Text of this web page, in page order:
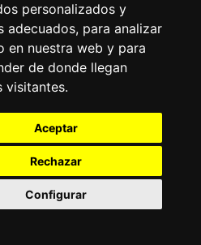
personalizados y
adecuados, para analizar
en nuestra web y para
de donde llegan
visitantes.
Aceptar
Rechazar
Configurar
SL. Todos los derechos reservados.